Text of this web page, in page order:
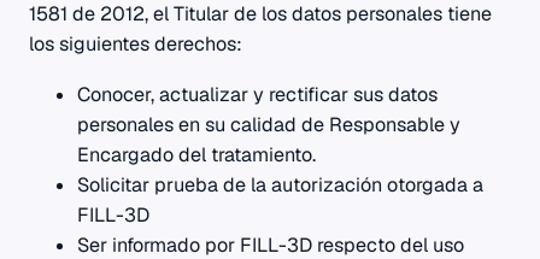
1581 de 2012, el Titular de los datos personales tiene
los siguientes derechos:
Conocer, actualizar y rectificar sus datos
personales en su calidad de Responsable y
Encargado del tratamiento.
Solicitar prueba de la autorización otorgada a
FILL-3D
Ser informado por FILL-3D respecto del uso